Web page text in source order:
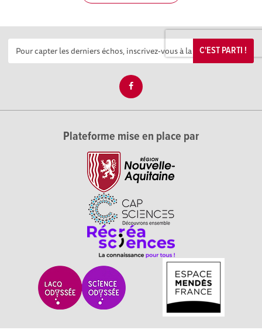
C'EST PARTI !
Plateforme mise en place par